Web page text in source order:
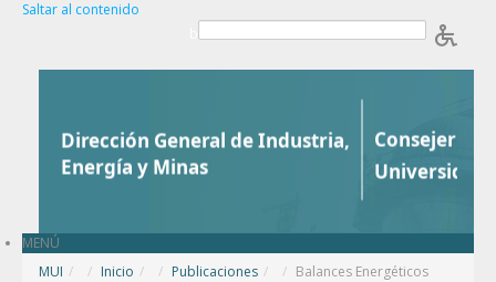
Saltar al contenido
MENÚ
MUI / Inicio / Publicaciones / Balances Energéticos